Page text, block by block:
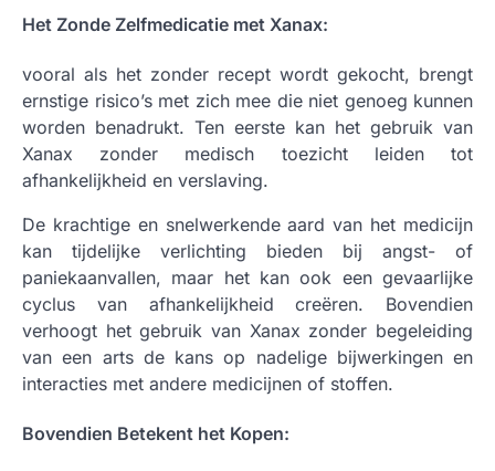
Het Zonde Zelfmedicatie met Xanax:
vooral als het zonder recept wordt gekocht, brengt
ernstige risico’s met zich mee die niet genoeg kunnen
worden benadrukt. Ten eerste kan het gebruik van
Xanax zonder medisch toezicht leiden tot
afhankelijkheid en verslaving.
De krachtige en snelwerkende aard van het medicijn
kan tijdelijke verlichting bieden bij angst- of
paniekaanvallen, maar het kan ook een gevaarlijke
cyclus van afhankelijkheid creëren. Bovendien
verhoogt het gebruik van Xanax zonder begeleiding
van een arts de kans op nadelige bijwerkingen en
interacties met andere medicijnen of stoffen.
Bovendien Betekent het Kopen: